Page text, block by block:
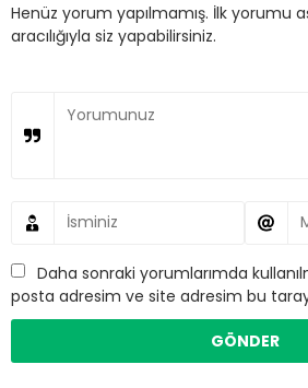
Henüz yorum yapılmamış. İlk yorumu
aracılığıyla siz yapabilirsiniz.
Daha sonraki yorumlarımda
posta adresim ve site adresim bu